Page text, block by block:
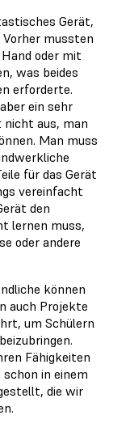
Gerät,
mussten
oder mit
was beides
erforderte.
ein sehr
aus, man
Man muss
für das Gerät
vereinfacht
den
lernen muss,
oder andere
können
auch Projekte
um Schülern
Fähigkeiten
in einem
die wir